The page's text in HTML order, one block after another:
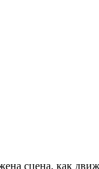
сцена, как